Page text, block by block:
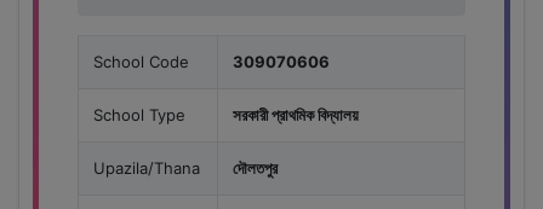
School Code 309070606
School Type সরকারী প্রাথমিক বিদ্যালয়
Upazila/Thana দৌলতপুর